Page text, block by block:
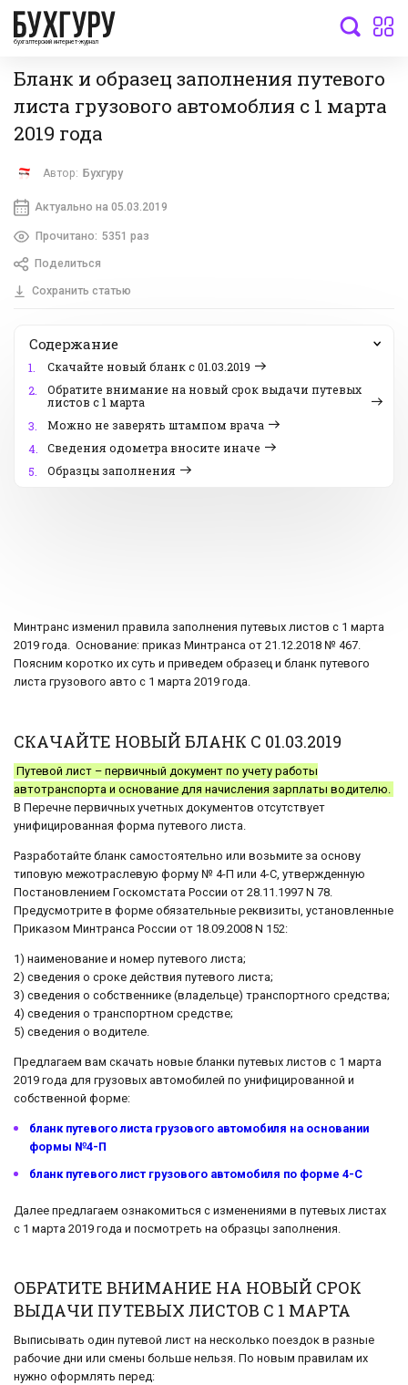
бухгалтерский интернет-журнал
Бланк и образец заполнения путевого
листа грузового автомоблия с 1 марта
2019 года
Автор: Бухгуру
Актуально на 05.03.2019
Прочитано: 5351 раз
Поделиться
Сохранить статью
Содержание
1.
Скачайте новый бланк с 01.03.2019
2.
Обратите внимание на новый срок выдачи путевых
листов с 1 марта
3.
Можно не заверять штампом врача
4.
Сведения одометра вносите иначе
5.
Образцы заполнения
Минтранс изменил правила заполнения путевых листов с 1 марта
2019 года. Основание: приказ Минтранса от 21.12.2018 № 467.
Поясним коротко их суть и приведем образец и бланк путевого
листа грузового авто с 1 марта 2019 года.
СКАЧАЙТЕ НОВЫЙ БЛАНК С 01.03.2019
Путевой лист – первичный документ по учету работы
автотранспорта и основание для начисления зарплаты водителю.
В Перечне первичных учетных документов отсутствует
унифицированная форма путевого листа.
Разработайте бланк самостоятельно или возьмите за основу
типовую межотраслевую форму № 4-П или 4-С, утвержденную
Постановлением Госкомстата России от 28.11.1997 N 78.
Предусмотрите в форме обязательные реквизиты, установленные
Приказом Минтранса России от 18.09.2008 N 152:
1) наименование и номер путевого листа;
2) сведения о сроке действия путевого листа;
3) сведения о собственнике (владельце) транспортного средства;
4) сведения о транспортном средстве;
5) сведения о водителе.
Предлагаем вам скачать новые бланки путевых листов с 1 марта
2019 года для грузовых автомобилей по унифицированной и
собственной форме:
бланк путевого листа грузового автомобиля на основании
формы №4-П
бланк путевого лист грузового автомобиля по форме 4-С
Далее предлагаем ознакомиться с изменениями в путевых листах
с 1 марта 2019 года и посмотреть на образцы заполнения.
ОБРАТИТЕ ВНИМАНИЕ НА НОВЫЙ СРОК
ВЫДАЧИ ПУТЕВЫХ ЛИСТОВ С 1 МАРТА
Выписывать один путевой лист на несколько поездок в разные
рабочие дни или смены больше нельзя. По новым правилам их
нужно оформлять перед: